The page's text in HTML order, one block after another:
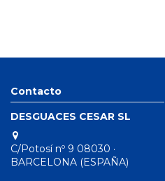
Contacto
DESGUACES CESAR SL
C/Potosí nº 9 08030 ·
BARCELONA (ESPAÑA)